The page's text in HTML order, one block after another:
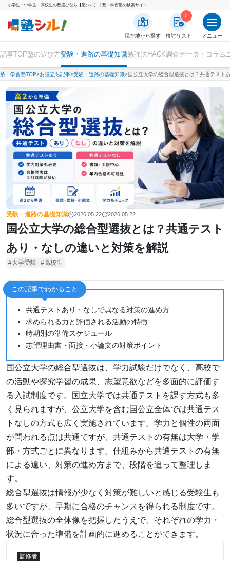
小学生・中学生・高校生の塾選びなら【塾シル】｜塾・学習塾の検索サイト
現在地から探す
0
検討リスト メニュー
記事TOP塾の選び方受験・進路の基礎知識勉強法HACK調査データ・コラム
塾・学習塾TOP お役立ち記事 受験・進路の基礎知識 国公立大学の総合型選抜とは？共通テスト
受験・進路の基礎知識 2026.05.22 2026.05.22
国公立大学の総合型選抜とは？共通テスト
あり・なしの違いと対策を解説
大学受験 高校生
この記事でわかること
共通テストあり・なしで異なる対策の進め方
求められる力と評価される活動の特徴
時期別の準備スケジュール
志望理由書・面接・小論文の対策ポイント
国公立大学の総合型選抜は、学力試験だけでなく、高校で
の活動や探究学習の成果、志望意欲などを多面的に評価す
る入試制度です。国立大学では共通テストを課す方式も多
く見られますが、公立大学を含む国公立全体では共通テス
トなしの方式も広く実施されています。学力と個性の両面
が問われる点は共通ですが、共通テストの有無は大学・学
部・方式ごとに異なります。仕組みから共通テストの有無
による違い、対策の進め方まで、段階を追って整理しま
す。
総合型選抜は情報が少なく対策が難しいと感じる受験生も
多いですが、早期に合格のチャンスを得られる制度です。
総合型選抜の全体像を把握したうえで、それぞれの学力・
状況に合った準備を計画的に進めることができます。
監修者